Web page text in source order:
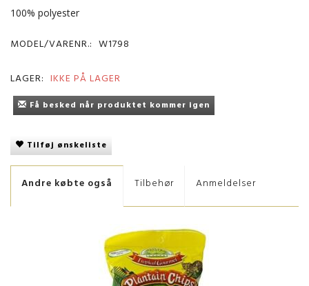
100% polyester
MODEL/VARENR.: W1798
LAGER: IKKE PÅ LAGER
Få besked når produktet kommer igen
Tilføj ønskeliste
Andre købte også Tilbehør Anmeldelser